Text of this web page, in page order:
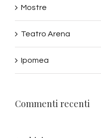
Mostre
Teatro Arena
Ipomea
Commenti recenti